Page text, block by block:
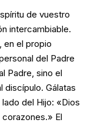
de vuestro
intercambiable.
en el propio
del Padre
Padre, sino el
discípulo. Gálatas
del Hijo: «Dios
El